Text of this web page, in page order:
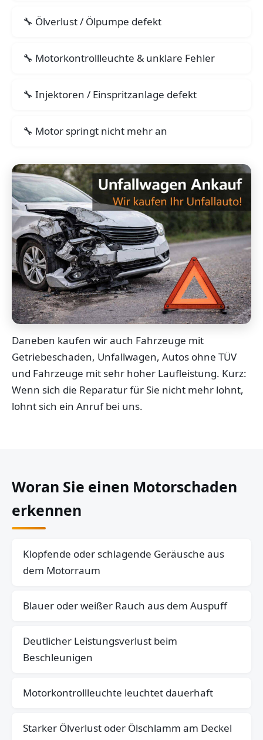
Ölverlust / Ölpumpe defekt
Motorkontrollleuchte & unklare Fehler
Injektoren / Einspritzanlage defekt
Motor springt nicht mehr an
Daneben kaufen wir auch Fahrzeuge mit
Getriebeschaden, Unfallwagen, Autos ohne TÜV
und Fahrzeuge mit sehr hoher Laufleistung. Kurz:
Wenn sich die Reparatur für Sie nicht mehr lohnt,
lohnt sich ein Anruf bei uns.
Woran Sie einen Motorschaden
erkennen
Klopfende oder schlagende Geräusche aus
dem Motorraum
Blauer oder weißer Rauch aus dem Auspuff
Deutlicher Leistungsverlust beim
Beschleunigen
Motorkontrollleuchte leuchtet dauerhaft
Starker Ölverlust oder Ölschlamm am Deckel